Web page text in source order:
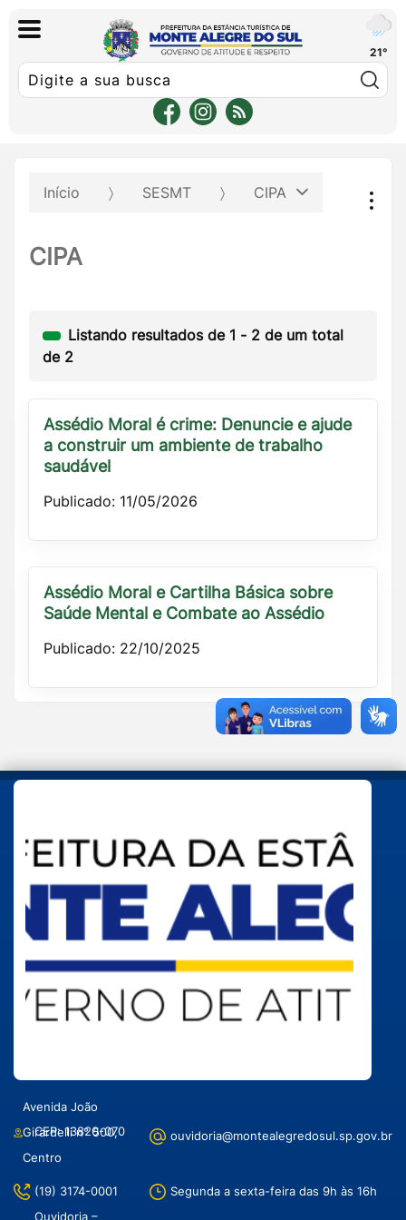
21°
Início SESMT CIPA
CIPA
Listando resultados de 1 - 2 de um total
de 2
Assédio Moral é crime: Denuncie e ajude
a construir um ambiente de trabalho
saudável
Publicado: 11/05/2026
Assédio Moral e Cartilha Básica sobre
Saúde Mental e Combate ao Assédio
Publicado: 22/10/2025
Avenida João
Girardelli n° 500,
Centro
CEP: 13820-070 ouvidoria@montealegredosul.sp.gov.br
(19) 3174-0001
Segunda a sexta-feira das 9h às 16h
Ouvidoria –